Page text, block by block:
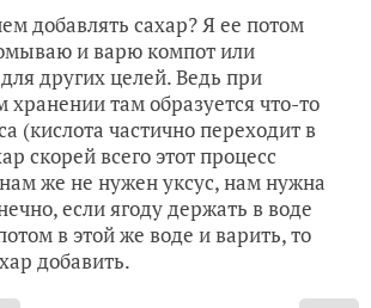
добавлять сахар? Я ее потом
и варю компот или
других целей. Ведь при
хранении там образуется что-то
(кислота частично переходит в
скорей всего этот процесс
же не нужен уксус, нам нужна
если ягоду держать в воде
в этой же воде и варить, то
добавить.